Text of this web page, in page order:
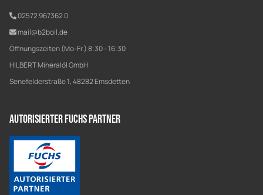
02572 967362 0
mail@b2boil.de
Öffnungszeiten (Mo-Fr.) 8:30 - 16:30
HILBERT Mineralöl GmbH
Senefelderstraße 1, 48282 Emsdetten
Autorisierter Fuchs Partner